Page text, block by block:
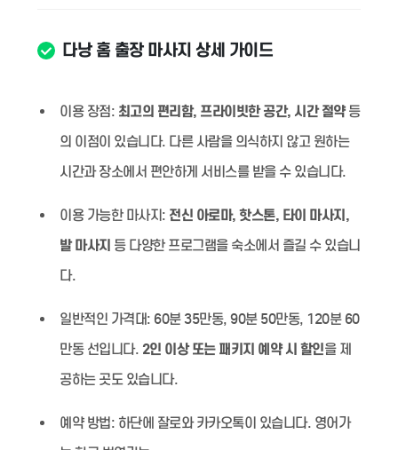
다낭 홈 출장 마사지 상세 가이드
이용 장점: 최고의 편리함, 프라이빗한 공간, 시간 절약등
의 이점이 있습니다. 다른 사람을 의식하지 않고 원하는
시간과 장소에서 편안하게 서비스를 받을 수 있습니다.
이용 가능한 마사지: 전신 아로마, 핫스톤, 타이 마사지,
발 마사지 등 다양한 프로그램을 숙소에서 즐길 수 있습니
다.
일반적인 가격대: 60분 35만동, 90분 50만동, 120분 60
만동 선입니다. 2인 이상 또는 패키지 예약 시 할인을 제
공하는 곳도 있습니다.
예약 방법: 하단에 잘로와 카카오톡이 있습니다. 영어가